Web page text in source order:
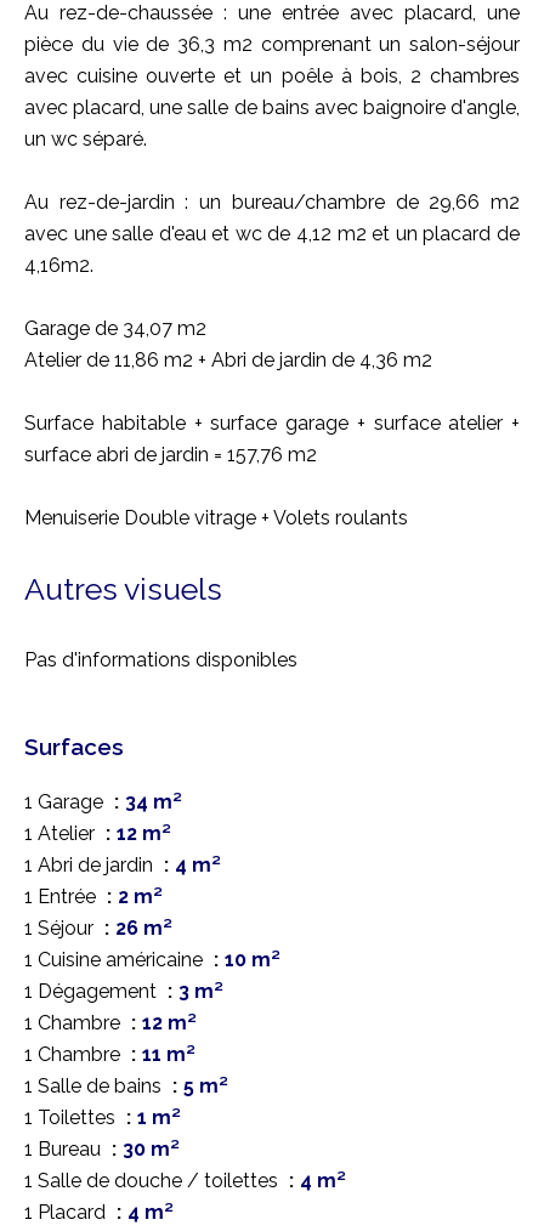
Au rez-de-chaussée : une entrée avec placard, une
pièce du vie de 36,3 m2 comprenant un salon-séjour
avec cuisine ouverte et un poêle à bois, 2 chambres
avec placard, une salle de bains avec baignoire d'angle,
un wc séparé.
Au rez-de-jardin : un bureau/chambre de 29,66 m2
avec une salle d'eau et wc de 4,12 m2 et un placard de
4,16m2.
Garage de 34,07 m2
Atelier de 11,86 m2 + Abri de jardin de 4,36 m2
Surface habitable + surface garage + surface atelier +
surface abri de jardin = 157,76 m2
Menuiserie Double vitrage + Volets roulants
Autres visuels
Pas d'informations disponibles
Surfaces
1 Garage
34 m²
1 Atelier
12 m²
1 Abri de jardin
4 m²
1 Entrée
2 m²
1 Séjour
26 m²
1 Cuisine américaine
10 m²
1 Dégagement
3 m²
1 Chambre
12 m²
1 Chambre
11 m²
1 Salle de bains
5 m²
1 Toilettes
1 m²
1 Bureau
30 m²
1 Salle de douche / toilettes
4 m²
1 Placard
4 m²